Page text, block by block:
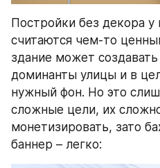
Постройки без декора у
считаются чем-то
здание может
доминанты улицы и в
нужный фон. Но это
сложные цели, их
монетизировать, зато
баннер – легко: